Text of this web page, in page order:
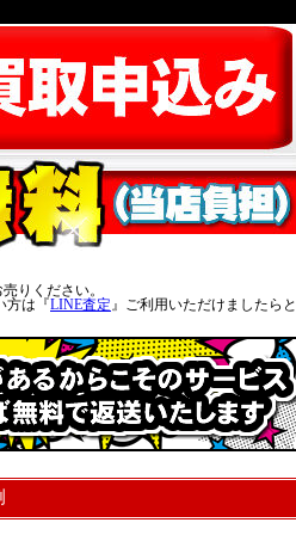
りください。
方は『LINE査定』ご利用いただけましたらと